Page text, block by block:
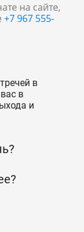
на сайте,
+7 967 555-
в
в
и